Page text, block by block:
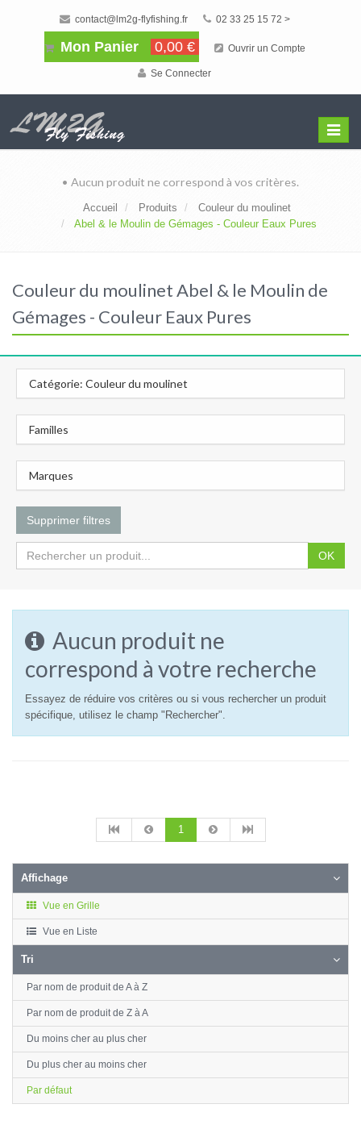
contact@lm2g-flyfishing.fr 02 33 25 15 72 >
Mon Panier 0,00 € Ouvrir un Compte
Se Connecter
Menu
• Aucun produit ne correspond à vos critères.
Accueil Produits
Couleur du moulinet
Abel & le Moulin de Gémages - Couleur Eaux Pures
Couleur du moulinet Abel & le Moulin de
Gémages - Couleur Eaux Pures
Catégorie: Couleur du moulinet
Familles
Marques
Supprimer filtres
OK
Aucun produit ne
correspond à votre recherche
Essayez de réduire vos critères ou si vous rechercher un produit
spécifique, utilisez le champ "Rechercher".
1
Affichage
Vue en Grille
Vue en Liste
Tri
Par nom de produit de A à Z
Par nom de produit de Z à A
Du moins cher au plus cher
Du plus cher au moins cher
Par défaut